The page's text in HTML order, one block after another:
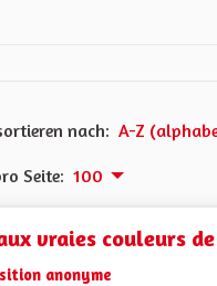
nach: A-Z
Seite: 100
vraies couleurs
anonyme